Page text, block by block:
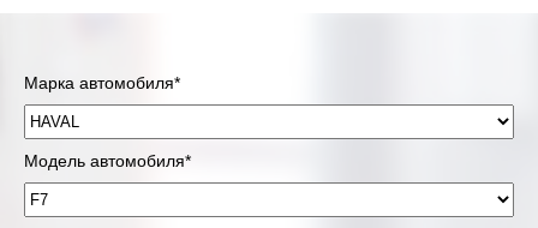
Марка автомобиля*
Модель автомобиля*